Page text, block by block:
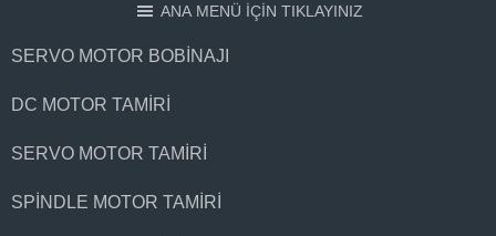
ANA MENÜ İÇİN TIKLAYINIZ
SERVO MOTOR BOBINAJI
DC MOTOR TAMIRI
SERVO MOTOR TAMIRI
SPINDLE MOTOR TAMIRI